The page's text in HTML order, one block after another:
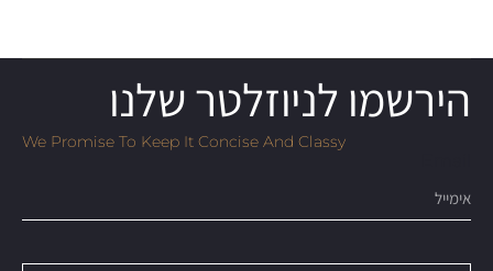
הירשמו לניוזלטר שלנו
We Promise To Keep It Concise And Classy